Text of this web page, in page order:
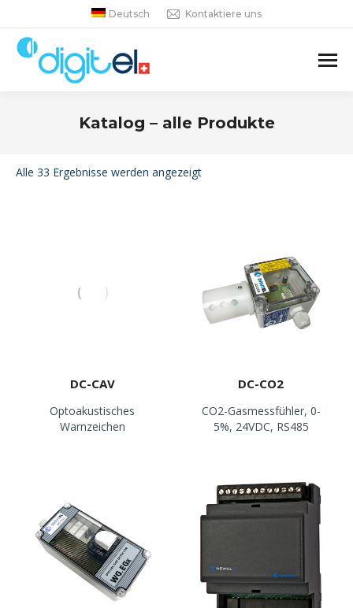
Deutsch Kontaktiere uns
Katalog – alle Produkte
Alle 33 Ergebnisse werden angezeigt
DC-CAV
Optoakustisches
Warnzeichen
DC-CO2
CO2-Gasmessfühler, 0-
5%, 24VDC, RS485